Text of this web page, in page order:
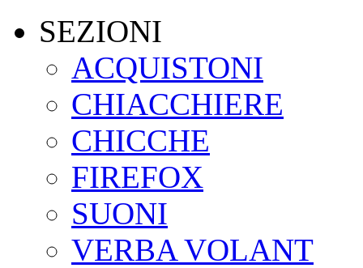
SEZIONI
ACQUISTONI
CHIACCHIERE
CHICCHE
FIREFOX
SUONI
VERBA VOLANT